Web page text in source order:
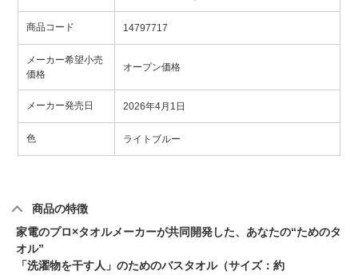
商品コード 14797717
メーカー希望小売
価格
オープン価格
メーカー発売日 2026年4月1日
色 ライトブルー
商品の特徴
家電のプロ×タオルメーカーが共同開発した、あなたの“ためのタ
オル”
「洗濯物を干す人」のためのバスタオル（サイズ：約